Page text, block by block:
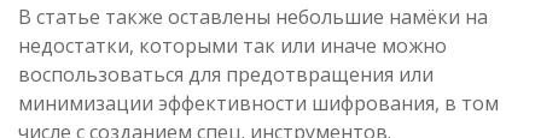
В статье также оставлены небольшие намёки на
недостатки, которыми так или иначе можно
воспользоваться для предотвращения или
минимизации эффективности шифрования, в том
числе с созданием спец. инструментов.